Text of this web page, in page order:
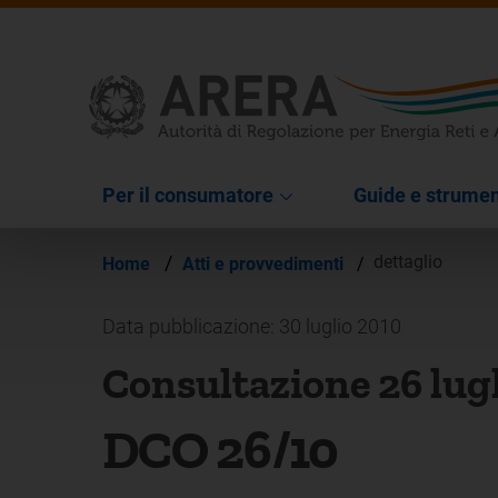
Per il consumatore Guide e
Home / Atti e provvedimenti / dettaglio
Data pubblicazione: 30 luglio 2010
Consultazione 26
DCO 26/10